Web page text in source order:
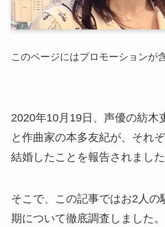
このページにはプロモーションが
2020年10月19日、声優の紡木
と作曲家の本多友紀が、それ
結婚したことを報告されました
そこで、この記事ではお2人の
期について徹底調査しました。